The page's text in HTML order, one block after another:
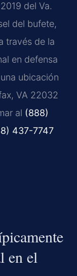
del Va.
del bufete,
través de la
en defensa
ubicación
VA 22032
al (888)
437-7747
en el